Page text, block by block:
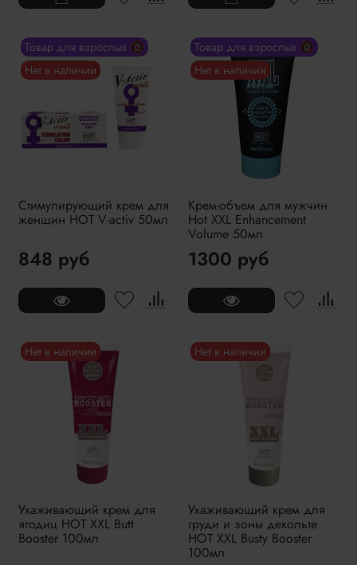
Товар для взрослых 🔞
Нет в наличии
Стимулирующий крем для
женщин HOT V-activ 50мл
848 руб
Товар для взрослых 🔞
Нет в наличии
Крем-объем для мужчин
Hot XXL Enhancement
Volume 50мл
1300 руб
Нет в наличии
Ухаживающий крем для
ягодиц HOT XXL Butt
Booster 100мл
Нет в наличии
Ухаживающий крем для
груди и зоны декольте
HOT XXL Busty Booster
100мл